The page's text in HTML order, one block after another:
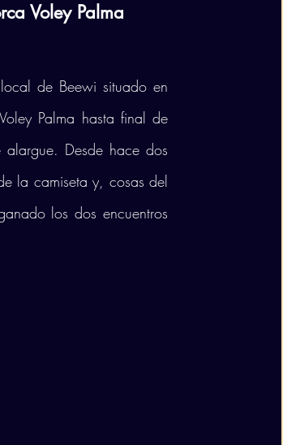
Voley Palma
de Beewi situado en
Palma hasta final de
Desde hace dos
la camiseta y, cosas del
los dos encuentros